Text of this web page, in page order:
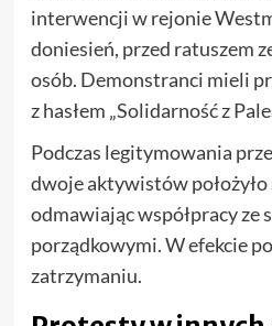
interwencji w rejonie
doniesień, przed ratuszem
osób. Demonstranci mieli
z hasłem „Solidarność z
Podczas legitymowania
dwoje aktywistów położyło
odmawiając współpracy ze
porządkowymi. W efekcie
zatrzymaniu.